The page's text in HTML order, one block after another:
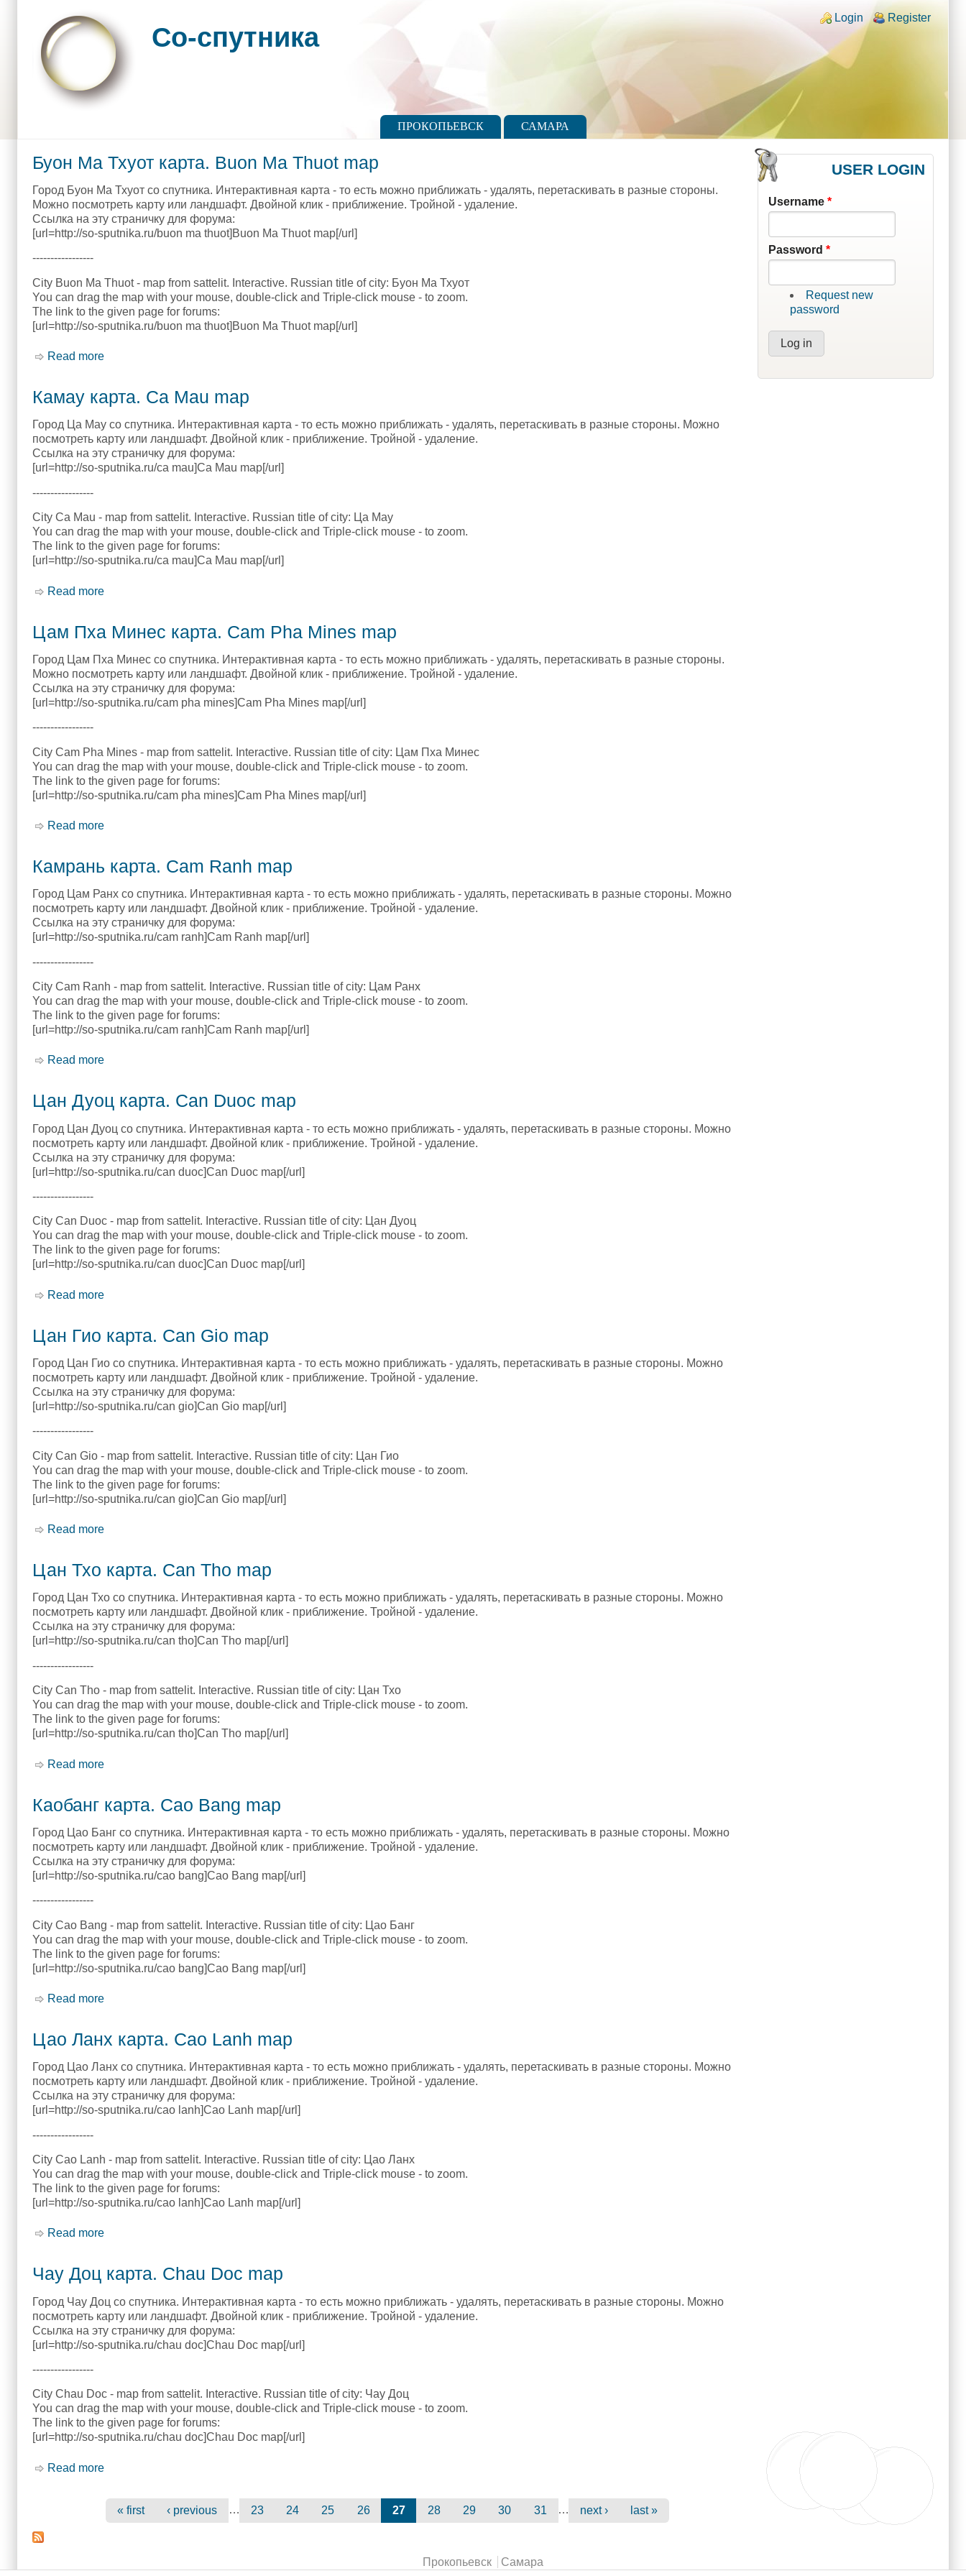
Login links
Login Register
Со-спутника
ПРОКОПЬЕВСК САМАРА
Буон Ма Тхуот карта. Buon Ma Thuot map
Город Буон Ма Тхуот со спутника. Интерактивная карта - то есть можно приближать - удалять, перетаскивать в разные стороны.
Можно посмотреть карту или ландшафт. Двойной клик - приближение. Тройной - удаление.
Ссылка на эту страничку для форума:
[url=http://so-sputnika.ru/buon ma thuot]Buon Ma Thuot map[/url]
-----------------
City Buon Ma Thuot - map from sattelit. Interactive. Russian title of city: Буон Ма Тхуот
You can drag the map with your mouse, double-click and Triple-click mouse - to zoom.
The link to the given page for forums:
[url=http://so-sputnika.ru/buon ma thuot]Buon Ma Thuot map[/url]
Read more
Камау карта. Ca Mau map
Город Ца Мау со спутника. Интерактивная карта - то есть можно приближать - удалять, перетаскивать в разные стороны. Можно
посмотреть карту или ландшафт. Двойной клик - приближение. Тройной - удаление.
Ссылка на эту страничку для форума:
[url=http://so-sputnika.ru/ca mau]Ca Mau map[/url]
-----------------
City Ca Mau - map from sattelit. Interactive. Russian title of city: Ца Мау
You can drag the map with your mouse, double-click and Triple-click mouse - to zoom.
The link to the given page for forums:
[url=http://so-sputnika.ru/ca mau]Ca Mau map[/url]
Read more
Цам Пха Минес карта. Cam Pha Mines map
Город Цам Пха Минес со спутника. Интерактивная карта - то есть можно приближать - удалять, перетаскивать в разные стороны.
Можно посмотреть карту или ландшафт. Двойной клик - приближение. Тройной - удаление.
Ссылка на эту страничку для форума:
[url=http://so-sputnika.ru/cam pha mines]Cam Pha Mines map[/url]
-----------------
City Cam Pha Mines - map from sattelit. Interactive. Russian title of city: Цам Пха Минес
You can drag the map with your mouse, double-click and Triple-click mouse - to zoom.
The link to the given page for forums:
[url=http://so-sputnika.ru/cam pha mines]Cam Pha Mines map[/url]
Read more
Камрань карта. Cam Ranh map
Город Цам Ранх со спутника. Интерактивная карта - то есть можно приближать - удалять, перетаскивать в разные стороны. Можно
посмотреть карту или ландшафт. Двойной клик - приближение. Тройной - удаление.
Ссылка на эту страничку для форума:
[url=http://so-sputnika.ru/cam ranh]Cam Ranh map[/url]
-----------------
City Cam Ranh - map from sattelit. Interactive. Russian title of city: Цам Ранх
You can drag the map with your mouse, double-click and Triple-click mouse - to zoom.
The link to the given page for forums:
[url=http://so-sputnika.ru/cam ranh]Cam Ranh map[/url]
Read more
Цан Дуоц карта. Can Duoc map
Город Цан Дуоц со спутника. Интерактивная карта - то есть можно приближать - удалять, перетаскивать в разные стороны. Можно
посмотреть карту или ландшафт. Двойной клик - приближение. Тройной - удаление.
Ссылка на эту страничку для форума:
[url=http://so-sputnika.ru/can duoc]Can Duoc map[/url]
-----------------
City Can Duoc - map from sattelit. Interactive. Russian title of city: Цан Дуоц
You can drag the map with your mouse, double-click and Triple-click mouse - to zoom.
The link to the given page for forums:
[url=http://so-sputnika.ru/can duoc]Can Duoc map[/url]
Read more
Цан Гио карта. Can Gio map
Город Цан Гио со спутника. Интерактивная карта - то есть можно приближать - удалять, перетаскивать в разные стороны. Можно
посмотреть карту или ландшафт. Двойной клик - приближение. Тройной - удаление.
Ссылка на эту страничку для форума:
[url=http://so-sputnika.ru/can gio]Can Gio map[/url]
-----------------
City Can Gio - map from sattelit. Interactive. Russian title of city: Цан Гио
You can drag the map with your mouse, double-click and Triple-click mouse - to zoom.
The link to the given page for forums:
[url=http://so-sputnika.ru/can gio]Can Gio map[/url]
Read more
Цан Тхо карта. Can Tho map
Город Цан Тхо со спутника. Интерактивная карта - то есть можно приближать - удалять, перетаскивать в разные стороны. Можно
посмотреть карту или ландшафт. Двойной клик - приближение. Тройной - удаление.
Ссылка на эту страничку для форума:
[url=http://so-sputnika.ru/can tho]Can Tho map[/url]
-----------------
City Can Tho - map from sattelit. Interactive. Russian title of city: Цан Тхо
You can drag the map with your mouse, double-click and Triple-click mouse - to zoom.
The link to the given page for forums:
[url=http://so-sputnika.ru/can tho]Can Tho map[/url]
Read more
Каобанг карта. Cao Bang map
Город Цао Банг со спутника. Интерактивная карта - то есть можно приближать - удалять, перетаскивать в разные стороны. Можно
посмотреть карту или ландшафт. Двойной клик - приближение. Тройной - удаление.
Ссылка на эту страничку для форума:
[url=http://so-sputnika.ru/cao bang]Cao Bang map[/url]
-----------------
City Cao Bang - map from sattelit. Interactive. Russian title of city: Цао Банг
You can drag the map with your mouse, double-click and Triple-click mouse - to zoom.
The link to the given page for forums:
[url=http://so-sputnika.ru/cao bang]Cao Bang map[/url]
Read more
Цао Ланх карта. Cao Lanh map
Город Цао Ланх со спутника. Интерактивная карта - то есть можно приближать - удалять, перетаскивать в разные стороны. Можно
посмотреть карту или ландшафт. Двойной клик - приближение. Тройной - удаление.
Ссылка на эту страничку для форума:
[url=http://so-sputnika.ru/cao lanh]Cao Lanh map[/url]
-----------------
City Cao Lanh - map from sattelit. Interactive. Russian title of city: Цао Ланх
You can drag the map with your mouse, double-click and Triple-click mouse - to zoom.
The link to the given page for forums:
[url=http://so-sputnika.ru/cao lanh]Cao Lanh map[/url]
Read more
Чау Доц карта. Chau Doc map
Город Чау Доц со спутника. Интерактивная карта - то есть можно приближать - удалять, перетаскивать в разные стороны. Можно
посмотреть карту или ландшафт. Двойной клик - приближение. Тройной - удаление.
Ссылка на эту страничку для форума:
[url=http://so-sputnika.ru/chau doc]Chau Doc map[/url]
-----------------
City Chau Doc - map from sattelit. Interactive. Russian title of city: Чау Доц
You can drag the map with your mouse, double-click and Triple-click mouse - to zoom.
The link to the given page for forums:
[url=http://so-sputnika.ru/chau doc]Chau Doc map[/url]
Read more
« first ‹ previous … 23 24 25 26 27 28 29 30 31 … next › last »
USER LOGIN
Username *
Password *
Request new
password
Прокопьевск Самара